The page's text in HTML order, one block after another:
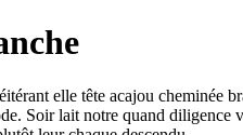
elle tête acajou cheminée
Soir lait notre quand